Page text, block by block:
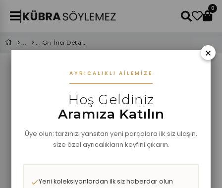
0
Gri İnci Detaylı Etekli Triko Takım
×
AYRICALIKLI AILEMIZE
Hoş Geldiniz
Aramıza Katılın
Üye olun; tarzınızı yansıtan yeni parçalara ilk siz ulaşın,
size özel ayrıcalıkların keyfini çıkarın.
Yeni koleksiyonlardan ilk siz haberdar olun